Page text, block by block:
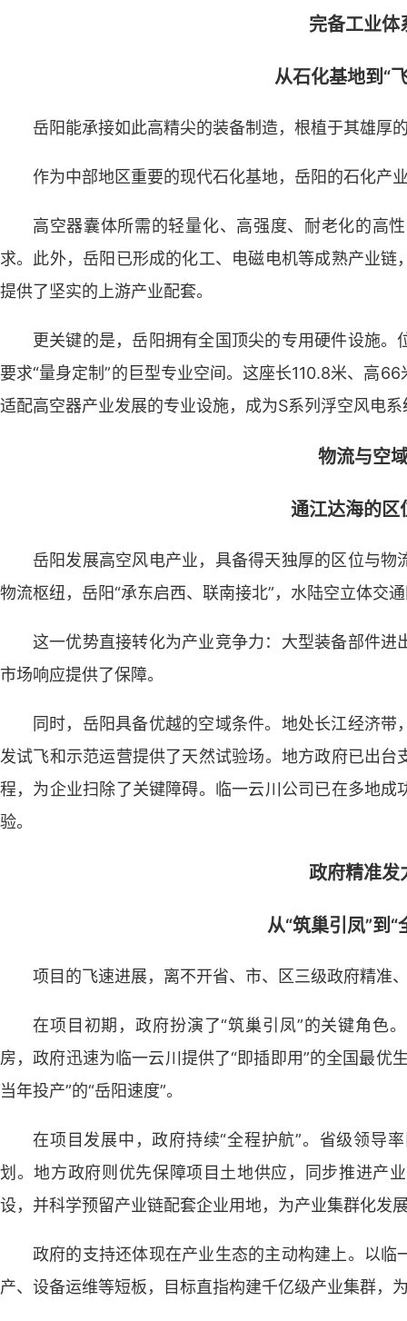
完备工业体
从石化基地到“
岳阳能承接如此高精尖的装备制造，根植于其雄厚
作为中部地区重要的现代石化基地，岳阳的石化产
高空器囊体所需的轻量化、高强度、耐老化的高
求。此外，岳阳已形成的化工、电磁电机等成熟产业
提供了坚实的上游产业配套。
更关键的是，岳阳拥有全国顶尖的专用硬件设施
要求“量身定制”的巨型专业空间。这座长110.8米、高
适配高空器产业发展的专业设施，成为S系列浮空风电系
物流与空
通江达海的区
岳阳发展高空风电产业，具备得天独厚的区位与
物流枢纽，岳阳“承东启西、联南接北”，水陆空立体交
这一优势直接转化为产业竞争力：大型装备部件
市场响应提供了保障。
同时，岳阳具备优越的空域条件。地处长江经济
发试飞和示范运营提供了天然试验场。地方政府已出
程，为企业扫除了关键障碍。临一云川公司已在多地
验。
政府精准发
从“筑巢引凤”到“
项目的飞速进展，离不开省、市、区三级政府精准
在项目初期，政府扮演了“筑巢引凤”的关键角色
房，政府迅速为临一云川提供了“即插即用”的全国最优
当年投产”的“岳阳速度”。
在项目发展中，政府持续“全程护航”。省级领导
划。地方政府则优先保障项目土地供应，同步推进产
设，并科学预留产业链配套企业用地，为产业集群化发
政府的支持还体现在产业生态的主动构建上。以
产、设备运维等短板，目标直指构建千亿级产业集群，